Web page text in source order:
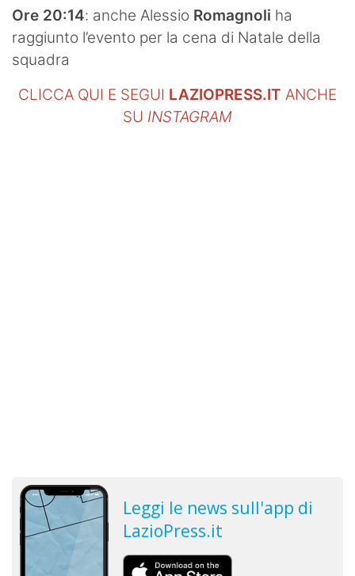
Ore 20:14: anche Alessio Romagnoli ha
raggiunto l’evento per la cena di Natale della
squadra
CLICCA QUI E SEGUI LAZIOPRESS.IT ANCHE
SU INSTAGRAM